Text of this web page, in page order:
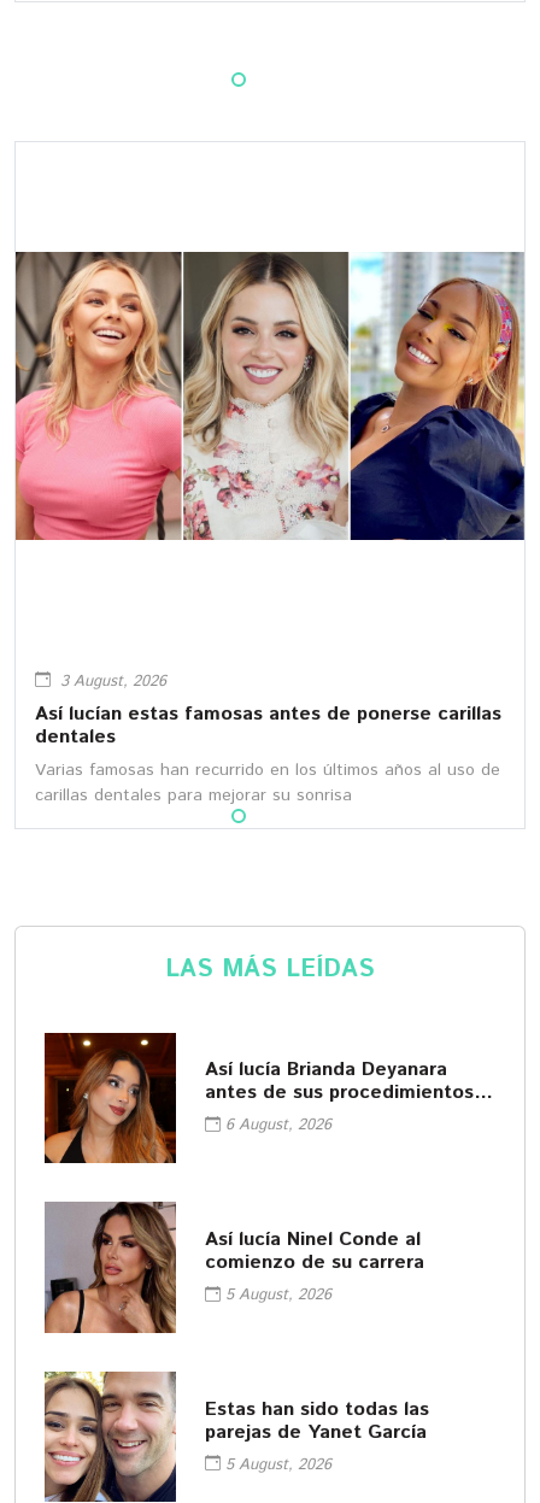
3 August, 2026
Así lucían estas famosas antes de ponerse carillas
dentales
Varias famosas han recurrido en los últimos años al uso de
carillas dentales para mejorar su sonrisa
LAS MÁS LEÍDAS
Así lucía Brianda Deyanara
antes de sus procedimientos
cosméticos
6 August, 2026
Así lucía Ninel Conde al
comienzo de su carrera
5 August, 2026
Estas han sido todas las
parejas de Yanet García
5 August, 2026